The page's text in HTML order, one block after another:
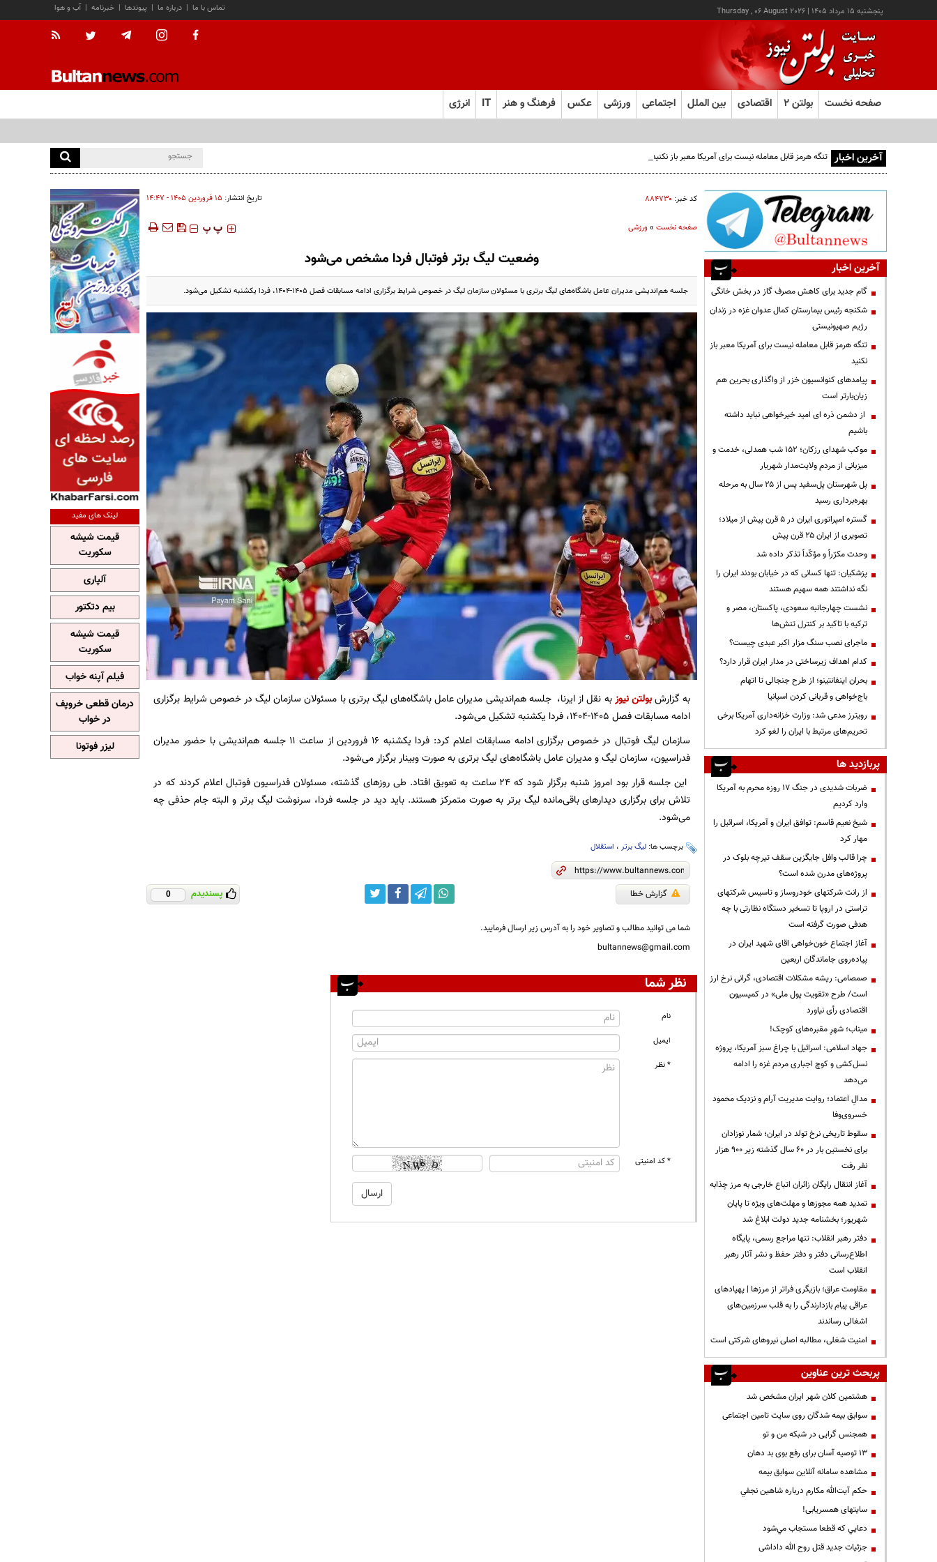
پنجشنبه ۱۵ مرداد ۱۴۰۵ |
Thursday , 06 August 2026 آب و هوا | خبرنامه | پیوندها | درباره ما | تماس با ما
صفحه نخست بولتن ۲ اقتصادی بین الملل اجتماعی ورزشی عکس فرهنگ و هنر IT انرژی
آخرین اخبار تنگه هرمز قابل معامله نیست برای آمریکا معبر باز نکنید
کد خبر: ۸۸۴۷۳۰ تاریخ انتشار: ۱۵ فروردين ۱۴۰۵ - ۱۴:۴۷
صفحه نخست»ورزشی ‍‍‍ پ پ
وضعیت لیگ برتر فوتبال فردا مشخص می‌شود
جلسه هم‌اندیشی مدیران عامل باشگاه‌های لیگ برتری با مسئولان سازمان لیگ در خصوص شرایط برگزاری ادامه مسابقات فصل ۱۴۰۵-۱۴۰۴، فردا یکشنبه تشکیل می‌شود.
به گزارشبولتن نیوزبه نقل از ایرنا، جلسه هم‌اندیشی مدیران عامل باشگاه‌های لیگ برتری با مسئولان سازمان لیگ در خصوص شرایط برگزاری
ادامه مسابقات فصل ۱۴۰۵-۱۴۰۴، فردا یکشنبه تشکیل می‌شود.
سازمان لیگ فوتبال در خصوص برگزاری ادامه مسابقات اعلام کرد: فردا یکشنبه ۱۶ فروردین از ساعت ۱۱ جلسه هم‌اندیشی با حضور مدیران
فدراسیون، سازمان لیگ و مدیران عامل باشگاه‌های لیگ برتری به صورت وبینار برگزار می‌شود.
این جلسه قرار بود امروز شنبه برگزار شود که ۲۴ ساعت به تعویق افتاد. طی روزهای گذشته، مسئولان فدراسیون فوتبال اعلام کردند که در
تلاش برای برگزاری دیدارهای باقی‌مانده لیگ برتر به صورت متمرکز هستند. باید دید در جلسه فردا، سرنوشت لیگ برتر و البته جام حذفی چه
می‌شود.
برچسب ها: لیگ برتر، استقلال
گزارش خطا پسندیدم 0
شما می توانید مطالب و تصاویر خود را به آدرس زیر ارسال فرمایید.
bultannews@gmail.com
نظر شما
نام
ایمیل
* نظر
* کد امنیتی
آخرین اخبار
گام جدید برای کاهش مصرف گاز در بخش خانگی
شکنجه رئیس بیمارستان کمال عدوان غزه در زندان
رژیم صهیونیستی
تنگه هرمز قابل معامله نیست برای آمریکا معبر باز
نکنید
پیامدهای کنوانسیون خزر از واگذاری بحرین هم
زیان‌بارتر است
از دشمن ذره ای امید خیرخواهی نباید داشته
باشیم
موکب شهدای رزکان؛ ۱۵۲ شب همدلی، خدمت و
میزبانی از مردم ولایت‌مدار شهریار
پل شهرستان پل‌سفید پس از ۲۵ سال به مرحله
بهره‌برداری رسید
گستره امپراتوری ایران در ۵ قرن پیش از میلاد؛
تصویری از ایران ۲۵ قرن پیش
وحدت مکرّراً و مؤکّداً تذکر داده شد
پزشکیان: تنها کسانی که در خیابان بودند ایران را
نگه نداشتند همه سهیم هستند
نشست چهارجانبه سعودی، پاکستان، مصر و
ترکیه با تاکید بر کنترل تنش‌ها
ماجرای نصب سنگ مزار اکبر عبدی چیست؟
کدام اهداف زیرساختی در مدار ایران قرار دارد؟
بحران اینفانتینو؛ از طرح جنجالی تا اتهام
باج‌خواهی و قربانی کردن اسپانیا
رویترز مدعی شد: وزارت خزانه‌داری آمریکا برخی
تحریم‌های مرتبط با ایران را لغو کرد
پربازدید ها
ضربات شدیدی در جنگ ۱۷ روزه محرم به آمریکا
وارد کردیم
شیخ نعیم قاسم: توافق ایران و آمریکا، اسرائیل را
مهار کرد
چرا قالب وافل جایگزین سقف تیرچه بلوک در
پروژه‌های مدرن شده است؟
از رانت‌ شرکتهای خودروساز و تاسیس شرکتهای
تراستی در اروپا تا تسخیر دستگاه نظارتی با چه
هدفی صورت گرفته است
آغاز اجتماع خون‌خواهی اقای شهید ایران در
پیاده‌روی جاماندگان اربعین
صمصامی: ریشه مشکلات اقتصادی، گرانی نرخ ارز
است/ طرح «تقویت پول ملی» در کمیسیون
اقتصادی رأی نیاورد
میناب؛ شهرِ مقبره‌های کوچک!
جهاد اسلامی: اسرائیل با چراغ سبز آمریکا، پروژه
نسل‌کشی و کوچ اجباری مردم غزه را ادامه
می‌دهد
مدالِ اعتماد؛ روایت مدیریت آرام و نزدیک محمود
خسروی‌وفا
سقوط تاریخی نرخ تولد در ایران؛ شمار نوزادان
برای نخستین بار در ۶۰ سال گذشته زیر ۹۰۰ هزار
نفر رفت
آغاز انتقال رایگان زائران اتباع خارجی به مرز چذابه
تمدید همه مجوزها و مهلت‌های ویژه تا پایان
شهریور؛ بخشنامه جدید دولت ابلاغ شد
دفتر رهبر انقلاب: تنها مراجع رسمی، پایگاه
اطلاع‌رسانی دفتر و دفتر حفظ و نشر آثار رهبر
انقلاب است
مقاومت عراق؛ بازیگری فراتر از مرزها | پهپادهای
عراقی پیام بازدارندگی را به قلب سرزمین‌های
اشغالی رساندند
‌امنیت شغلی، مطالبه اصلی نیروهای شرکتی است
پربحث ترین عناوین
هشتمین کلان شهر ایران مشخص شد
سوابق بیمه شدگان روی سایت تامین اجتماعی
همجنس گرایی در شبکه من و تو
13 توصیه آسان برای رفع بوی بد دهان
مشاهده سامانه آنلاين سوابق بیمه
حكم آيت‌الله مكارم درباره شاهين نجفي
سایتهای همسریابی!
دعايي كه قطعا مستجاب مي‌شود
جزئیات جدید قتل روح الله داداشی
لینک های مفید
قیمت شیشه
سکوریت
آلپاری
بیم دتکتور
قیمت شیشه
سکوریت
فیلم آپنه خواب
درمان قطعی خروپف
در خواب
لیزر فوتونا